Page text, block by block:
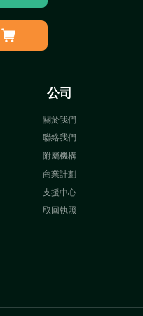
公司
關於我們
聯絡我們
附屬機構
商業計劃
支援中心
取回執照